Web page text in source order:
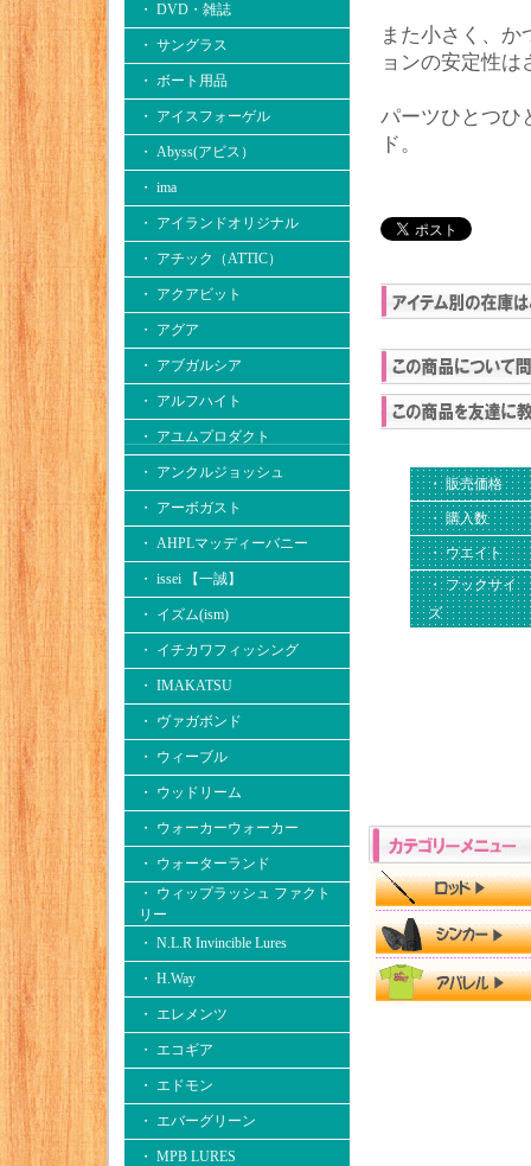
・ DVD・雑誌
・ サングラス
・ ボート用品
・ アイスフォーゲル
・ Abyss(アビス）
・ ima
・ アイランドオリジナル
・ アチック（ATTIC）
・ アクアビット
・ アグア
・ アブガルシア
・ アルフハイト
・ アユムプロダクト
・ アンクルジョッシュ
・ アーボガスト
・ AHPLマッディーバニー
・ issei 【一誠】
・ イズム(ism)
・ イチカワフィッシング
・ IMAKATSU
・ ヴァガボンド
・ ウィーブル
・ ウッドリーム
・ ウォーカーウォーカー
・ ウォーターランド
・ ウィップラッシュ ファクト
リー
・ N.L.R Invincible Lures
・ H.Way
・ エレメンツ
・ エコギア
・ エドモン
・ エバーグリーン
・ MPB LURES
また小さく、
ョンの安定性
パーツひとつひ
ド。
・ 販売価格
・ 購入数
・ ウエイト
・ フックサイ
ズ